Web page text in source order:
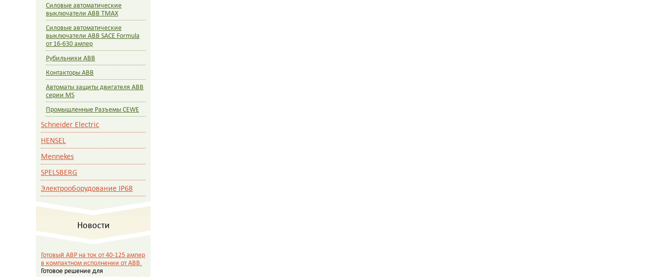
Силовые автоматические
выключатели ABB TMAX
Силовые автоматические
выключатели ABB SACE Formula
от 16-630 ампер
Рубильники АВВ
Контакторы ABB
Автоматы защиты двигателя ABB
серии MS
Промышленные Разъемы CEWE
Schneider Electric
HENSEL
Mennekes
SPELSBERG
Электрооборудование IP68
Новости
Готовый АВР на ток от 40-125 ампер
в компактном исполнении от АВВ.
Готовое решение для